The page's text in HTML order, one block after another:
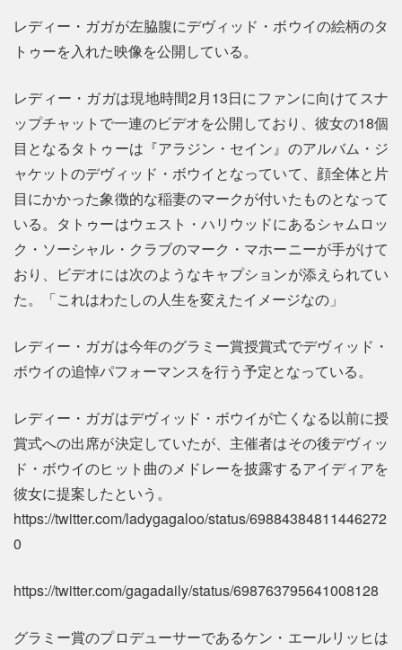
レディー・ガガが左脇腹にデヴィッド・ボウイの絵柄のタ
トゥーを入れた映像を公開している。
レディー・ガガは現地時間2月13日にファンに向けてスナ
ップチャットで一連のビデオを公開しており、彼女の18個
目となるタトゥーは『アラジン・セイン』のアルバム・ジ
ャケットのデヴィッド・ボウイとなっていて、顔全体と片
目にかかった象徴的な稲妻のマークが付いたものとなって
いる。タトゥーはウェスト・ハリウッドにあるシャムロッ
ク・ソーシャル・クラブのマーク・マホーニーが手がけて
おり、ビデオには次のようなキャプションが添えられてい
た。「これはわたしの人生を変えたイメージなの」
レディー・ガガは今年のグラミー賞授賞式でデヴィッド・
ボウイの追悼パフォーマンスを行う予定となっている。
レディー・ガガはデヴィッド・ボウイが亡くなる以前に授
賞式への出席が決定していたが、主催者はその後デヴィッ
ド・ボウイのヒット曲のメドレーを披露するアイディアを
彼女に提案したという。
https://twitter.com/ladygagaloo/status/69884384811446272
0
https://twitter.com/gagadaily/status/698763795641008128
グラミー賞のプロデューサーであるケン・エールリッヒは